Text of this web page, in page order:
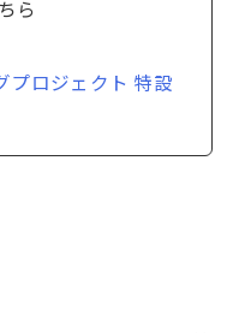
ら
プロジェクト 特設